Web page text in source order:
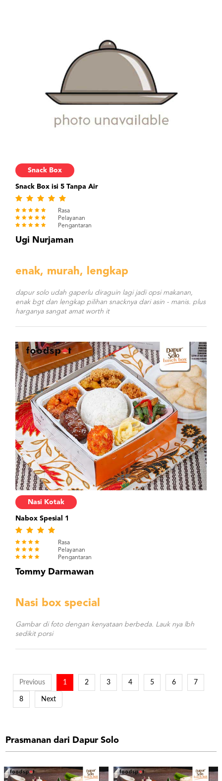
Snack Box
Snack Box isi 5 Tanpa Air
Rasa
Pelayanan
Pengantaran
Ugi Nurjaman
enak, murah, lengkap
dapur solo udah gaperlu diraguin lagi jadi opsi makanan,
enak bgt dan lengkap pilihan snacknya dari asin - manis. plus
harganya sangat amat worth it
Nasi Kotak
Nabox Spesial 1
Rasa
Pelayanan
Pengantaran
Tommy Darmawan
Nasi box special
Gambar di foto dengan kenyataan berbeda. Lauk nya lbh
sedikit porsi
Previous 1 2 3 4 5 6 7
8 Next
Prasmanan dari Dapur Solo